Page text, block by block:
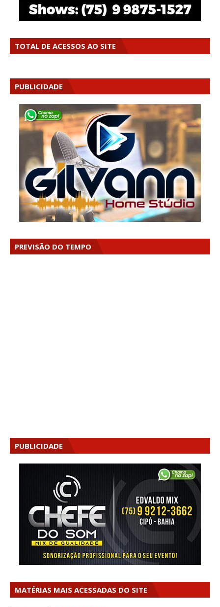
TOTAL DE ACESSOS AO SITE
PUBLICIDADE
PREVISÃO DO TEMPO
PUBLICIDADE
MATÉRIAS MAIS ACESSADAS DO SITE